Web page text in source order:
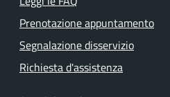
Prenotazione appuntamento
Segnalazione disservizio
Richiesta d'assistenza